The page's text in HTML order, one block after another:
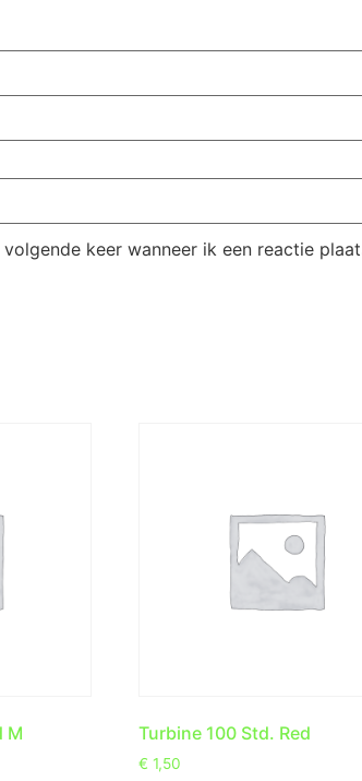
keer wanneer ik een reactie
M Turbine 100 Std. Red
€ 1,50